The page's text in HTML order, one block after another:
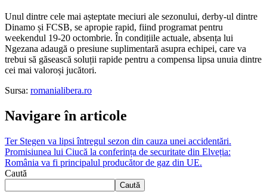
Unul dintre cele mai așteptate meciuri ale sezonului, derby-ul dintre
Dinamo și FCSB, se apropie rapid, fiind programat pentru
weekendul 19-20 octombrie. În condițiile actuale, absența lui
Ngezana adaugă o presiune suplimentară asupra echipei, care va
trebui să găsească soluții rapide pentru a compensa lipsa unuia dintre
cei mai valoroși jucători.
Sursa: romanialibera.ro
Navigare în articole
Ter Stegen va lipsi întregul sezon din cauza unei accidentări.
Promisiunea lui Ciucă la conferința de securitate din Elveția:
România va fi principalul producător de gaz din UE.
Caută
Caută